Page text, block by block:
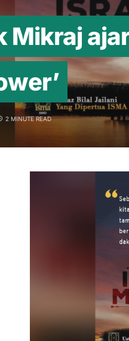
Mikraj
2 MINUTE READ